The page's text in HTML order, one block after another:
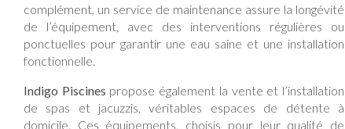
complément, un service de maintenance assure la longévité
de l’équipement, avec des interventions régulières ou
ponctuelles pour garantir une eau saine et une installation
fonctionnelle.
Indigo Piscines propose également la vente et l’installation
de spas et jacuzzis, véritables espaces de détente à
domicile. Ces équipements, choisis pour leur qualité de